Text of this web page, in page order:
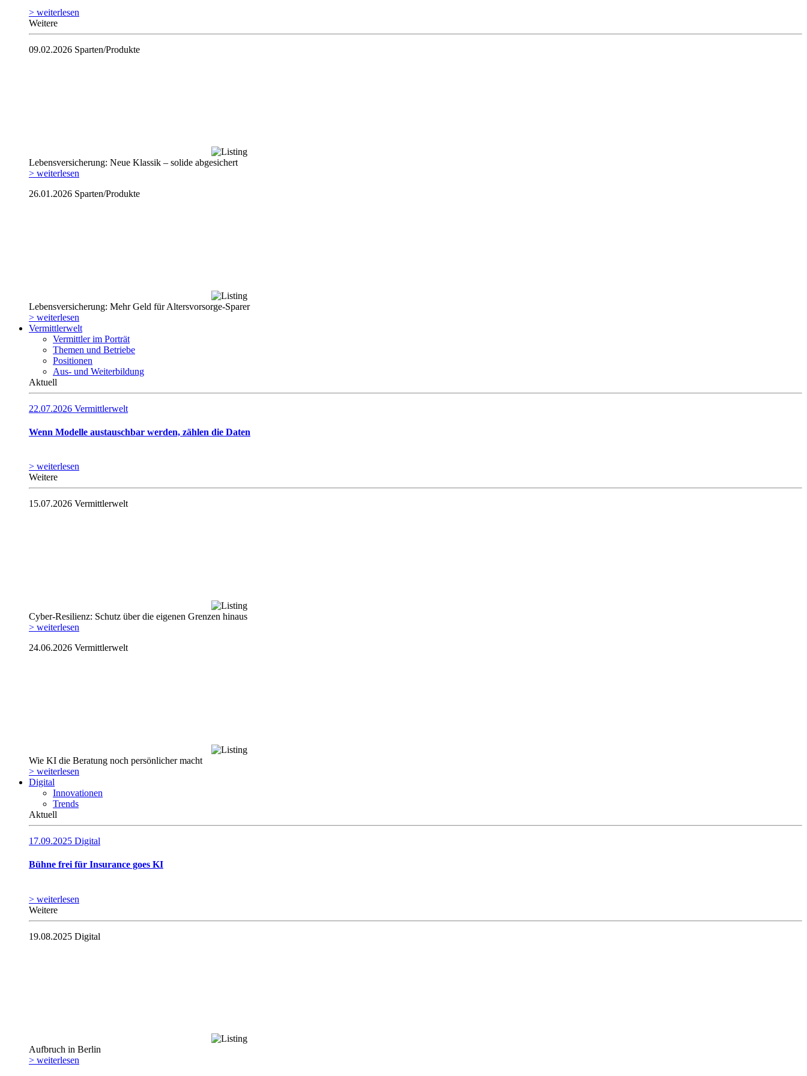
> weiterlesen
Weitere
09.02.2026 Sparten/Produkte
Lebensversicherung: Neue Klassik – solide abgesichert
> weiterlesen
26.01.2026 Sparten/Produkte
Lebensversicherung: Mehr Geld für Altersvorsorge-Sparer
> weiterlesen
Vermittlerwelt
Vermittler im Porträt
Themen und Betriebe
Positionen
Aus- und Weiterbildung
Aktuell
22.07.2026 Vermittlerwelt
Wenn Modelle austauschbar werden, zählen die Daten
> weiterlesen
Weitere
15.07.2026 Vermittlerwelt
Cyber-Resilienz: Schutz über die eigenen Grenzen hinaus
> weiterlesen
24.06.2026 Vermittlerwelt
Wie KI die Beratung noch persönlicher macht
> weiterlesen
Digital
Innovationen
Trends
Aktuell
17.09.2025 Digital
Bühne frei für Insurance goes KI
> weiterlesen
Weitere
19.08.2025 Digital
Aufbruch in Berlin
> weiterlesen